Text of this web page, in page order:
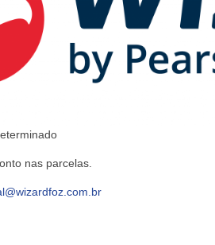
nas parcelas.